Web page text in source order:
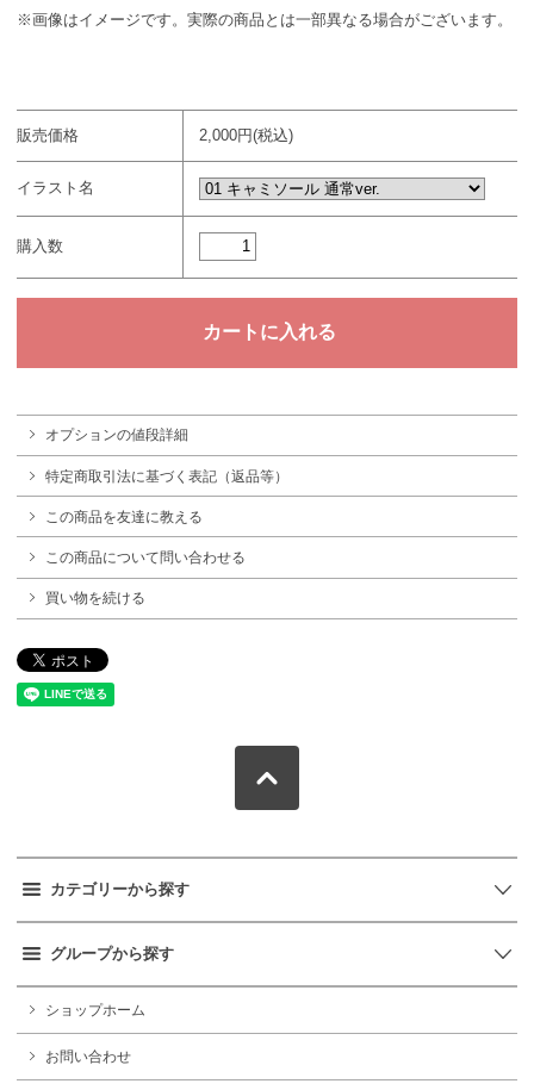
※画像はイメージです。実際の商品とは一部異なる場合がございます。
販売価格 2,000円(税込)
イラスト名
購入数
オプションの値段詳細
特定商取引法に基づく表記（返品等）
この商品を友達に教える
この商品について問い合わせる
買い物を続ける
カテゴリーから探す
グループから探す
ショップホーム
お問い合わせ